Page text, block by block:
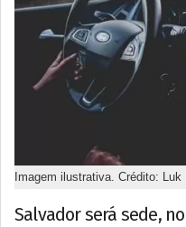
Imagem ilustrativa. Crédito:
Salvador será sede,